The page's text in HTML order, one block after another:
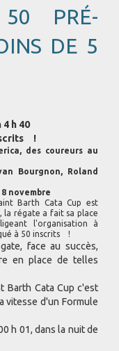
PRÉ-
DE 5
h 40
!
des coureurs au
Bourgnon, Roland
novembre
Barth Cata Cup est
la régate a fait sa place
l'organisation à
à 50 inscrits !
face au succès,
en place de telles
Barth Cata Cup c'est
vitesse d'un Formule
h 01, dans la nuit de